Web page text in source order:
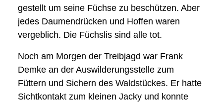
gestellt um seine Füchse zu beschützen. Aber
jedes Daumendrücken und Hoffen waren
vergeblich. Die Füchslis sind alle tot.
Noch am Morgen der Treibjagd war Frank
Demke an der Auswilderungsstelle zum
Füttern und Sichern des Waldstückes. Er hatte
Sichtkontakt zum kleinen Jacky und konnte